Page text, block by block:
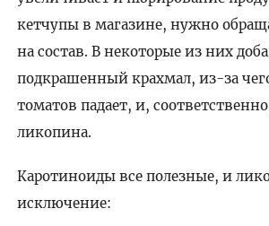
кетчупы в магазине, нужно
на состав. В некоторые из них
подкрашенный крахмал, из-за
томатов падает, и,
ликопина.
Каротиноиды все полезные, и
исключение: